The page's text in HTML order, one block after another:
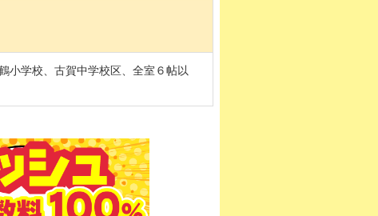
小学校、古賀中学校区、全室６帖以